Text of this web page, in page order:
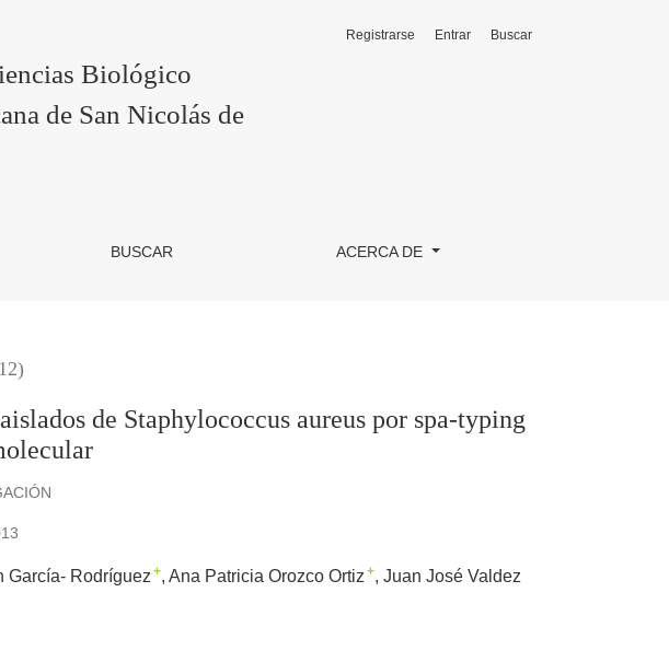
aureus por spa-typing para epidemiología molecular
Biológico
de San Nicolás de
BUSCAR ACERCA DE
Registrarse Entrar Buscar
de Staphylococcus aureus por spa-typing
García- Rodríguez + Ana Patricia Orozco Ortiz + Juan José Valdez